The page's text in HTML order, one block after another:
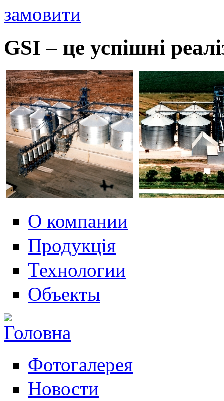
замовити
GSI – це успішні
О компании
Продукція
Технологии
Объекты
Фотогалерея
Новости